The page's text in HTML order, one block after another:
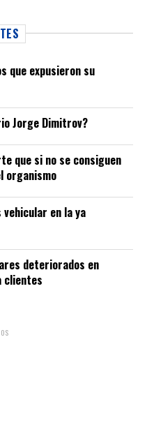
que expusieron su
Jorge Dimitrov?
que si no se consiguen
organismo
vehicular en la ya
deteriorados en
clientes